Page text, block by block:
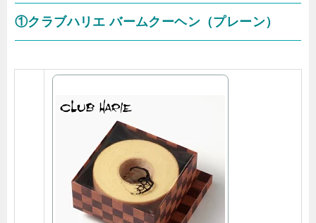
①クラブハリエ バームクーヘン（プレーン）